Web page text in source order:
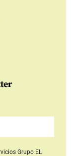
Grupo EL